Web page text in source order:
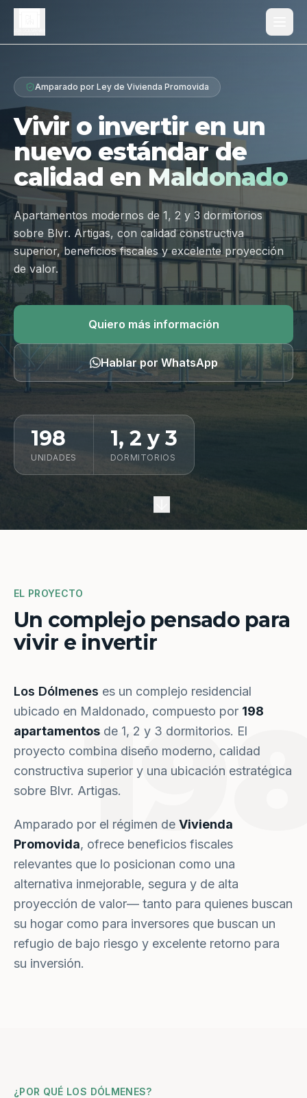
Proyecto
Diferenciales
Tipologías
Galería
Ubicación
Contacto
Hablar por WhatsApp
Amparado por Ley de Vivienda Promovida
Vivir o invertir en un
nuevo estándar de
calidad en Maldonado
Apartamentos modernos de 1, 2 y 3 dormitorios
sobre Blvr. Artigas, con calidad constructiva
superior, beneficios fiscales y excelente proyección
de valor.
Quiero más información
Hablar por WhatsApp
198
UNIDADES
1, 2 y 3
DORMITORIOS
EL PROYECTO
Un complejo pensado para
vivir e invertir
Los Dólmenes es un complejo residencial
ubicado en Maldonado, compuesto por 198
apartamentos de 1, 2 y 3 dormitorios. El
proyecto combina diseño moderno, calidad
constructiva superior y una ubicación estratégica
sobre Blvr. Artigas.
Amparado por el régimen de Vivienda
Promovida, ofrece beneficios fiscales
relevantes que lo posicionan como una
alternativa inmejorable, segura y de alta
proyección de valor— tanto para quienes buscan
su hogar como para inversores que buscan un
refugio de bajo riesgo y excelente retorno para
su inversión.
¿POR QUÉ LOS DÓLMENES?